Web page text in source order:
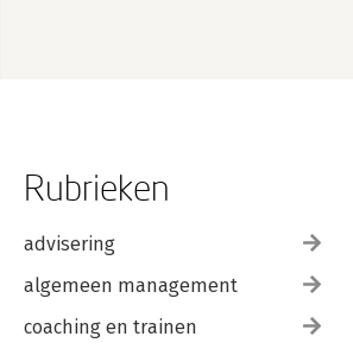
Rubrieken
advisering
algemeen management
coaching en trainen